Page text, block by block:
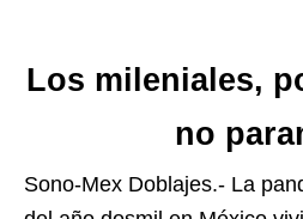
Los mileniales,
no
Sono-Mex Doblajes.- La